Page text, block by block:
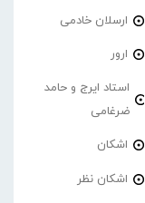
ارسلان خادمی
ارور
استاد ایرج و حامد
ضرغامی
اشکان
اشکان نظر